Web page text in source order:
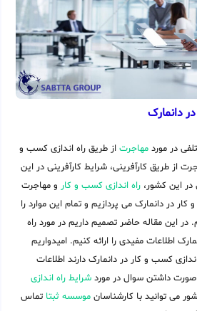
دانمارک
در مورد مهاجرت از طریق راه اندازی کسب و
از طریق کارآفرینی، شرایط کارآفرینی در این
در این کشور، راه اندازی کسب و کار و مهاجرت
در دانمارک می پردازیم و تمام این موارد را
در این مقاله حاضر تصمیم داریم در مورد راه
اطلاعات مفیدی را ارائه کنیم. امیدواریم
کسب و کار در دانمارک دارند اطلاعات
صورت داشتن سوال در مورد شرایط راه اندازی
می توانید با کارشناسان موسسه ثبتا تماس